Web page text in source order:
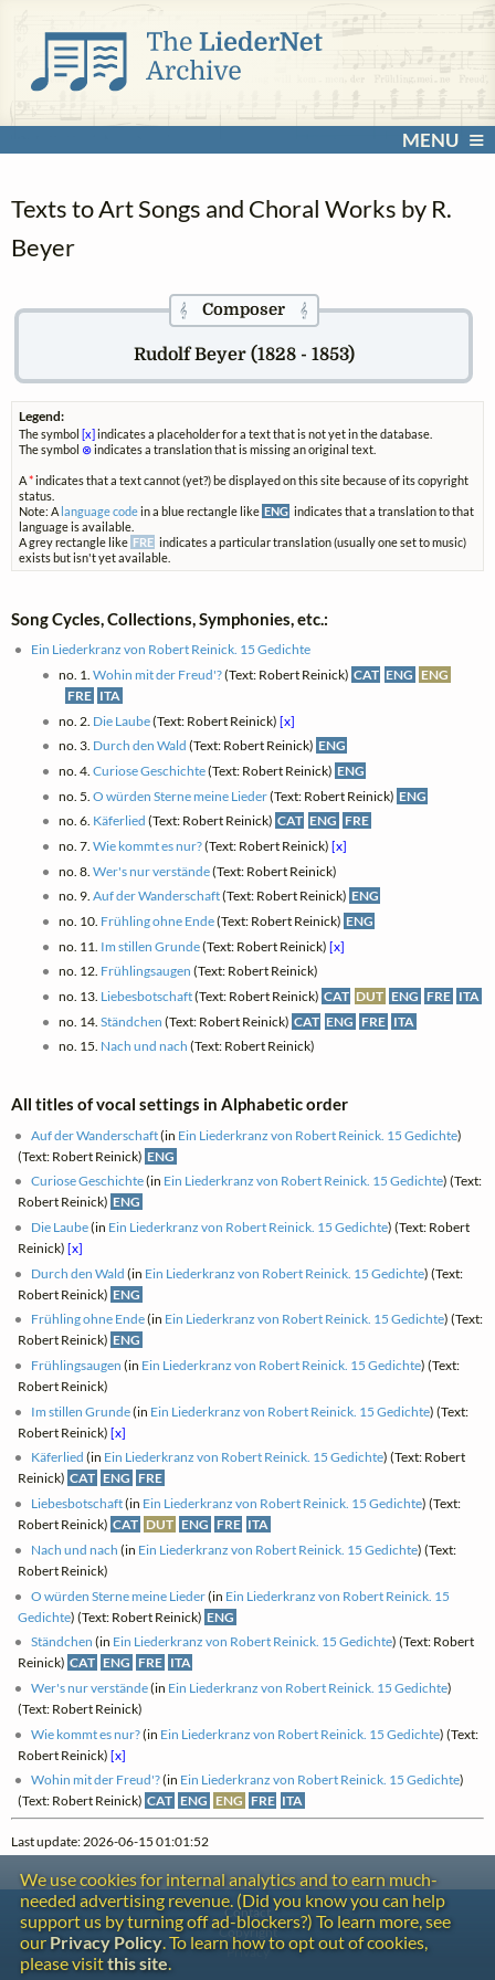
MENU
Texts to Art Songs and Choral Works by R.
Beyer
𝄞Composer 𝄞
Rudolf Beyer (1828 - 1853)
Legend:
The symbol [x] indicates a placeholder for a text that is not yet in the database.
The symbol ⊗indicates a translation that is missing an original text.
A*indicates that a text cannot (yet?) be displayed on this site because of its copyright
status.
Note: A language codein a blue rectangle like ENG indicates that a translation to that
language is available.
A grey rectangle like FRE indicates a particular translation (usually one set to music)
exists but isn't yet available.
Song Cycles, Collections, Symphonies, etc.:
Ein Liederkranz von Robert Reinick. 15 Gedichte
no. 1. Wohin mit der Freud'?(Text: Robert Reinick) CAT ENG ENG
FRE ITA
no. 2. Die Laube(Text: Robert Reinick) [x]
no. 3. Durch den Wald (Text: Robert Reinick) ENG
no. 4. Curiose Geschichte(Text: Robert Reinick) ENG
no. 5. O würden Sterne meine Lieder(Text: Robert Reinick) ENG
no. 6. Käferlied (Text: Robert Reinick) CAT ENG FRE
no. 7. Wie kommt es nur?(Text: Robert Reinick) [x]
no. 8. Wer's nur verstände(Text: Robert Reinick)
no. 9. Auf der Wanderschaft(Text: Robert Reinick) ENG
no. 10. Frühling ohne Ende(Text: Robert Reinick) ENG
no. 11. Im stillen Grunde(Text: Robert Reinick) [x]
no. 12. Frühlingsaugen (Text: Robert Reinick)
no. 13. Liebesbotschaft(Text: Robert Reinick) CAT DUT ENG FRE ITA
no. 14. Ständchen (Text: Robert Reinick) CAT ENG FRE ITA
no. 15. Nach und nach (Text: Robert Reinick)
All titles of vocal settings in Alphabetic order
Auf der Wanderschaft(in Ein Liederkranz von Robert Reinick. 15 Gedichte)
(Text: Robert Reinick) ENG
Curiose Geschichte(in Ein Liederkranz von Robert Reinick. 15 Gedichte) (Text:
Robert Reinick) ENG
Die Laube(in Ein Liederkranz von Robert Reinick. 15 Gedichte) (Text: Robert
Reinick)[x]
Durch den Wald (in Ein Liederkranz von Robert Reinick. 15 Gedichte) (Text:
Robert Reinick) ENG
Frühling ohne Ende(in Ein Liederkranz von Robert Reinick. 15 Gedichte) (Text:
Robert Reinick) ENG
Frühlingsaugen (in Ein Liederkranz von Robert Reinick. 15 Gedichte) (Text:
Robert Reinick)
Im stillen Grunde(in Ein Liederkranz von Robert Reinick. 15 Gedichte) (Text:
Robert Reinick)[x]
Käferlied (in Ein Liederkranz von Robert Reinick. 15 Gedichte) (Text: Robert
Reinick) CAT ENG FRE
Liebesbotschaft(in Ein Liederkranz von Robert Reinick. 15 Gedichte) (Text:
Robert Reinick) CAT DUT ENG FRE ITA
Nach und nach (in Ein Liederkranz von Robert Reinick. 15 Gedichte) (Text:
Robert Reinick)
O würden Sterne meine Lieder(in Ein Liederkranz von Robert Reinick. 15
Gedichte) (Text: Robert Reinick) ENG
Ständchen (in Ein Liederkranz von Robert Reinick. 15 Gedichte) (Text: Robert
Reinick) CAT ENG FRE ITA
Wer's nur verstände(in Ein Liederkranz von Robert Reinick. 15 Gedichte)
(Text: Robert Reinick)
Wie kommt es nur?(in Ein Liederkranz von Robert Reinick. 15 Gedichte) (Text:
Robert Reinick)[x]
Wohin mit der Freud'?(in Ein Liederkranz von Robert Reinick. 15 Gedichte)
(Text: Robert Reinick) CAT ENG ENG FRE ITA
Last update: 2026-06-15 01:01:52
We use cookies for internal analytics and to earn much-
needed advertising revenue. (Did you know you can help
support us by turning off ad-blockers?) To learn more, see
our Privacy Policy. To learn how to opt out of cookies,
please visitthis site.
Contact
Copyright
Privacy